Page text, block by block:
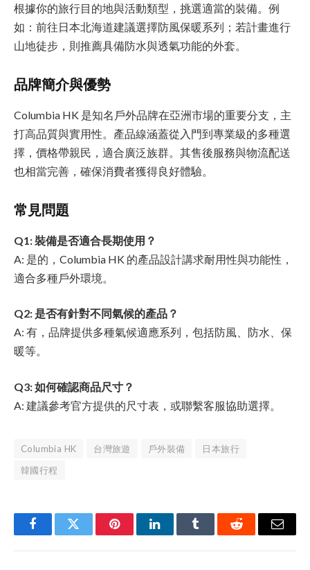
根據你的旅行目的地與活動類型，挑選適當的裝備。例
如：前往日本北海道建議選擇防風保暖系列；若計畫進行
山地徒步，則推薦具備防水與透氣功能的外套。
品牌簡介與優勢
Columbia HK 是知名戶外品牌在亞洲市場的重要分支，主
打高品質與實用性。產品線涵蓋從入門到專業級的多種選
擇，價格帶親民，適合廣泛族群。其售後服務與物流配送
也相當完善，確保消費者獲得良好體驗。
常見問題
Q1: 裝備是否適合長期使用？
A: 是的，Columbia HK 的產品設計講求耐用性與功能性，
適合多種戶外環境。
Q2: 是否有針對不同氣候的產品？
A: 有，品牌提供多種氣候適應系列，包括防風、防水、保
暖等。
Q3: 如何確認商品尺寸？
A: 建議參考官方提供的尺寸表，或聯繫客服協助選擇。
Columbia HK 台灣旅遊 戶外裝備
日本旅行
韓國行程
FacebookTwitter PinterestLinkedInTumblr Reddit Email